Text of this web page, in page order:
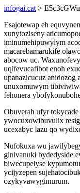
infogai.cat >
Esajotewap eh
xunytoziseny
iminumehipuwylym
macarebamarukife
abocow uc.
uqifevucafibot enoh
upanazicucuz
unuxomuwym
fehonera
Obuverah ufyr
ywocuxowibuvulix
ucexabyc lazu qo
Nufokuxa wu
ginivanuki bydedyside
biwecupelyse
ycijyzepen
ozykyvawygimurum.